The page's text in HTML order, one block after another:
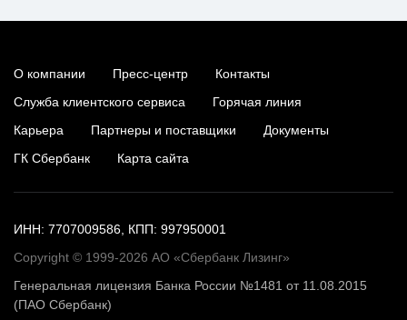
О компании Пресс-центр
Контакты
Служба клиентского сервиса
Горячая линия
Карьера
Партнеры и поставщики
Документы
ГК Сбербанк
Карта сайта
ИНН: 7707009586, КПП: 997950001
Copyright © 1999-2026 АО «Сбербанк Лизинг»
Генеральная лицензия Банка России №1481 от 11.08.2015
(ПАО Сбербанк)